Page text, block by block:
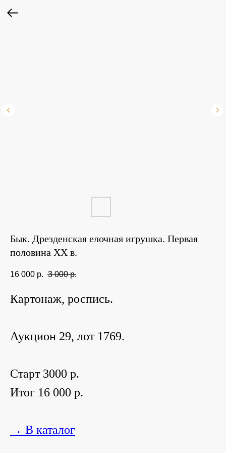
Бык. Дрезденская елочная игрушка. Первая
половина ХХ в.
16 000 р. 3 000 р.
Картонаж, роспись.
Аукцион 29, лот 1769.
Старт 3000 р.
Итог 16 000 р.
→ В каталог